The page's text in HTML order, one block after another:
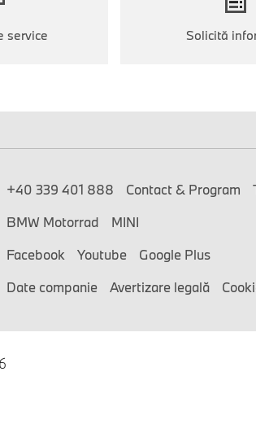
service Solicită
+40 339 401 888 Contact & Program
BMW Motorrad
MINI
Facebook Youtube
Google Plus
Date companie Avertizare legală